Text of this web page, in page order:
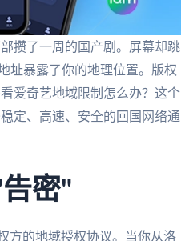
攒了一周的国产剧。屏幕却跳
址暴露了你的地理位置。版权
爱奇艺地域限制怎么办？这个
定、高速、安全的回国网络通
密"
方的地域授权协议。当你从洛